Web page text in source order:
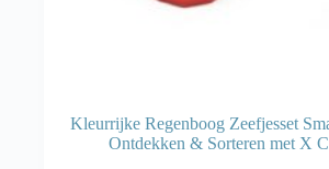
Kleurrijke Regenboog Zeefjesset
Ontdekken & Sorteren met X